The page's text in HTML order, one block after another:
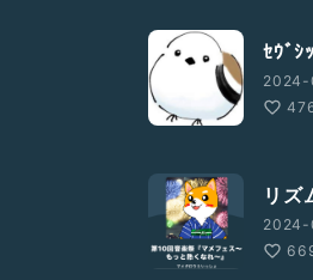
ｾｳﾞｼ
2024-
リズ
2024-